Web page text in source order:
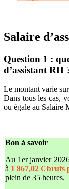
Salaire
Question 1 :
d’assistant RH
Le montant varie
Dans tous les cas,
ou égale au Salaire
Bon à savoir
Au 1er janvier
à 1 867,02 € bruts
plein de 35 heures.